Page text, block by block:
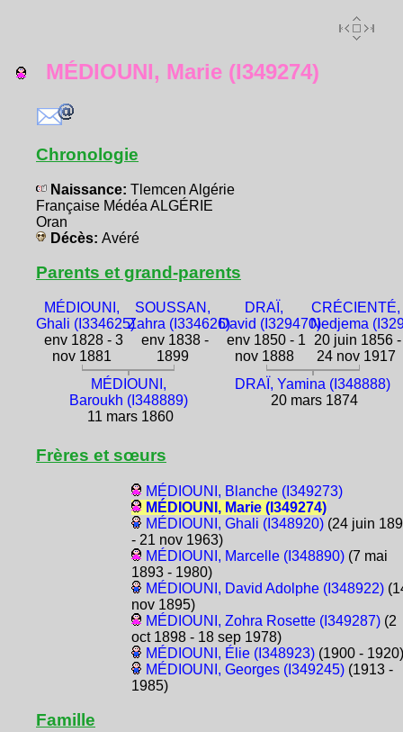
MÉDIOUNI, Marie (I349274)
Chronologie
Naissance: Tlemcen Algérie
Française Médéa ALGÉRIE
Oran
Décès: Avéré
Parents et grand-parents
MÉDIOUNI,
Ghali (I334625)
env 1828 - 3
nov 1881
SOUSSAN,
Zahra (I334626)
env 1838 -
1899
DRAÏ,
David (I329470)
env 1850 - 1
nov 1888
CRÉCIENTÉ,
Nedjema
20 juin 1856 -
24 nov 1917
MÉDIOUNI,
Baroukh (I348889)
11 mars 1860
DRAÏ, Yamina (I348888)
20 mars 1874
Frères et sœurs
MÉDIOUNI, Blanche (I349273)
MÉDIOUNI, Marie (I349274)
MÉDIOUNI, Ghali (I348920)(24 juin
- 21 nov 1963)
MÉDIOUNI, Marcelle (I348890)(7 mai
1893 - 1980)
MÉDIOUNI, David Adolphe (I348922)
nov 1895)
MÉDIOUNI, Zohra Rosette (I349287)(2
oct 1898 - 18 sep 1978)
MÉDIOUNI, Élie (I348923)(1900 - 1920)
MÉDIOUNI, Georges (I349245)(1913 -
1985)
Famille